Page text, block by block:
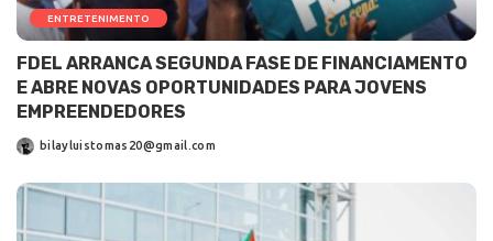
ENTRETENIMENTO
FDEL ARRANCA SEGUNDA FASE DE FINANCIAMENTO
E ABRE NOVAS OPORTUNIDADES PARA JOVENS
EMPREENDEDORES
bilayluistomas20@gmail.com